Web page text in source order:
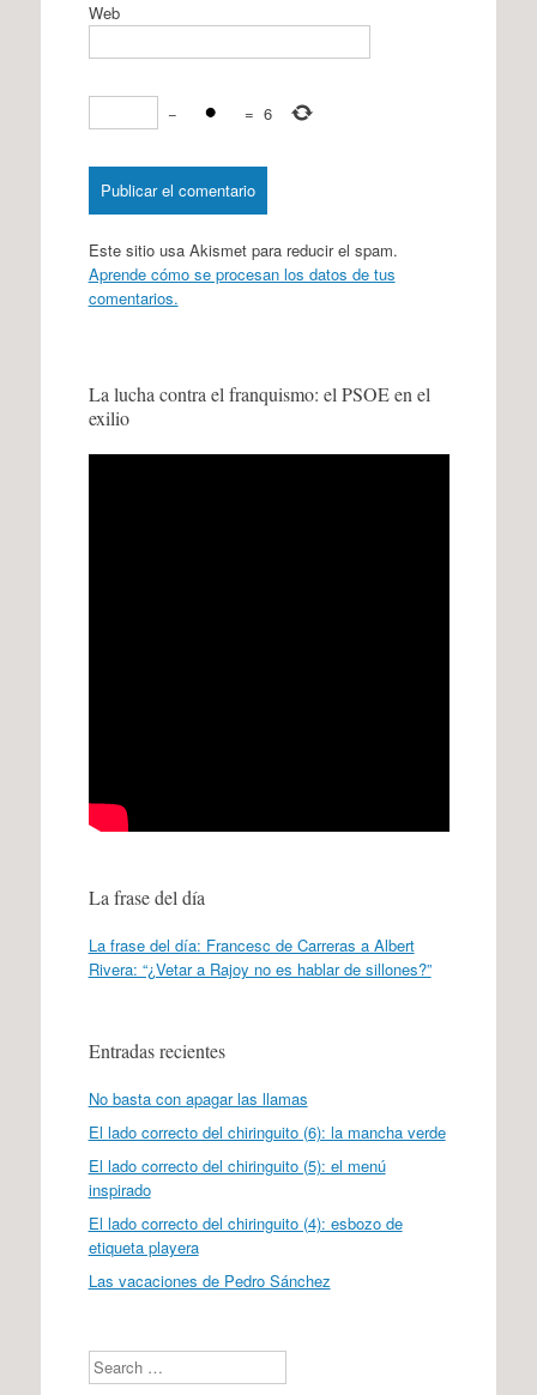
Web
− = 6
Este sitio usa Akismet para reducir el spam.
Aprende cómo se procesan los datos de tus
comentarios.
La lucha contra el franquismo: el PSOE en el
exilio
La frase del día
La frase del día: Francesc de Carreras a Albert
Rivera: “¿Vetar a Rajoy no es hablar de sillones?”
Entradas recientes
No basta con apagar las llamas
El lado correcto del chiringuito (6): la mancha verde
El lado correcto del chiringuito (5): el menú
inspirado
El lado correcto del chiringuito (4): esbozo de
etiqueta playera
Las vacaciones de Pedro Sánchez
Search